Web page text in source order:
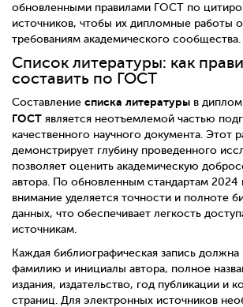
обновленными правилами ГОСТ по
источников, чтобы их дипломные работы
требованиям академического сообщества.
Список литературы: как
составить по ГОСТ
Составление списка литературы в
ГОСТ является неотъемлемой частью
качественного научного документа. Этот
демонстрирует глубину проведенного
позволяет оценить академическую
автора. По обновленным стандартам 2024
внимание уделяется точности и полноте
данных, что обеспечивает легкость
источникам.
Каждая библиографическая запись должна
фамилию и инициалы автора, полное
издания, издательство, год публикации и
страниц. Для электронных источников